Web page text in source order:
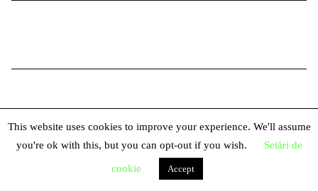
e
© 2026 Centrul Național al Dansului București
This website uses cookies to improve your experience. We'll assume
you're ok with this, but you can opt-out if you wish.
Setări de
cookie Accept